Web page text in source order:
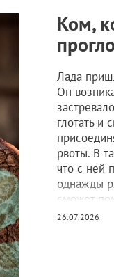
Ком,
Лада
Он
глотать и
рвоты. В
что с ней
однажды
сможет
26.07.2026